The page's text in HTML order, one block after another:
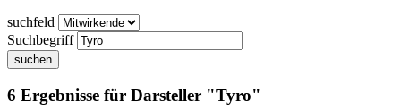
suchfeld
Suchbegriff
suchen
6 Ergebnisse für Darsteller "Tyro"